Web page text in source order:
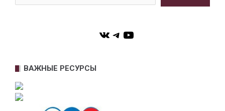
VKTelegram
YouTube
ВАЖНЫЕ РЕСУРСЫ